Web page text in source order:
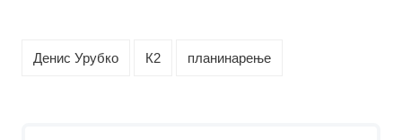
Денис Урубко К2 планинарење